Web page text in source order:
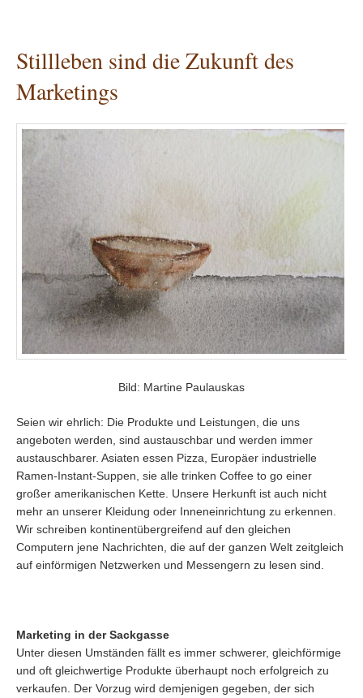
Stillleben sind die Zukunft des
Marketings
Bild: Martine Paulauskas
Seien wir ehrlich: Die Produkte und Leistungen, die uns
angeboten werden, sind austauschbar und werden immer
austauschbarer. Asiaten essen Pizza, Europäer industrielle
Ramen-Instant-Suppen, sie alle trinken Coffee to go einer
großer amerikanischen Kette. Unsere Herkunft ist auch nicht
mehr an unserer Kleidung oder Inneneinrichtung zu erkennen.
Wir schreiben kontinentübergreifend auf den gleichen
Computern jene Nachrichten, die auf der ganzen Welt zeitgleich
auf einförmigen Netzwerken und Messengern zu lesen sind.
Marketing in der Sackgasse
Unter diesen Umständen fällt es immer schwerer, gleichförmige
und oft gleichwertige Produkte überhaupt noch erfolgreich zu
verkaufen. Der Vorzug wird demjenigen gegeben, der sich